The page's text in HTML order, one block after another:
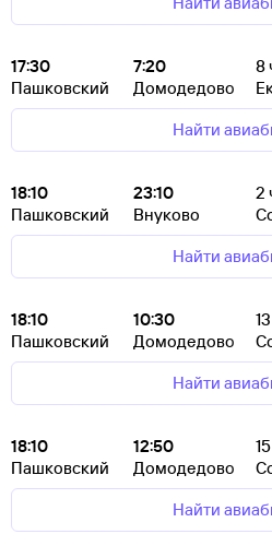
17:30
Пашковский
7:20
Домодедово
8
Найти
18:10
Пашковский
23:10
Внуково
2
Найти
18:10
Пашковский
10:30
Домодедово
13
Найти
18:10
Пашковский
12:50
Домодедово
15
Найти